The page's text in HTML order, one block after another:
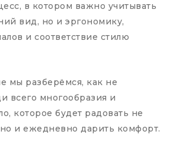
в котором важно учитывать
вид, но и эргономику,
и соответствие стилю
мы разберёмся, как не
всего многообразия и
которое будет радовать не
и ежедневно дарить комфорт.